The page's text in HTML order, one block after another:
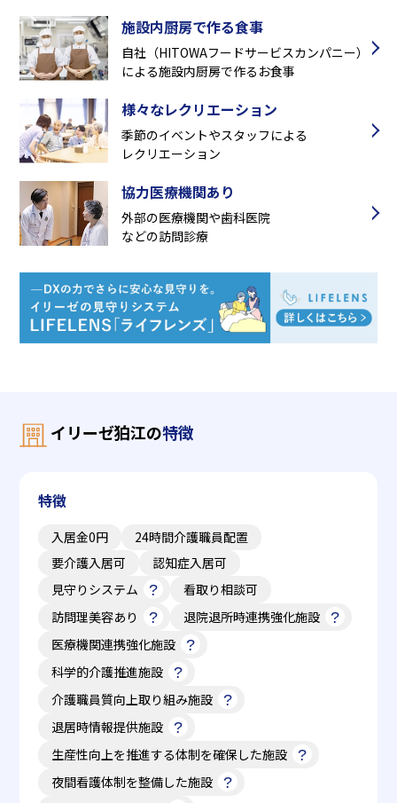
施設内厨房で作る食事
自社（HITOWAフードサービスカンパニー）
による施設内厨房で作るお食事
様々なレクリエーション
季節のイベントやスタッフによる
レクリエーション
協力医療機関あり
外部の医療機関や歯科医院
などの訪問診療
イリーゼ狛江の特徴
特徴
入居金0円
24時間介護職員配置
要介護入居可
認知症入居可
見守りシステム
看取り相談可
訪問理美容あり
退院退所時連携強化施設
医療機関連携強化施設
科学的介護推進施設
介護職員質向上取り組み施設
退居時情報提供施設
生産性向上を推進する体制を確保した施設
夜間看護体制を整備した施設